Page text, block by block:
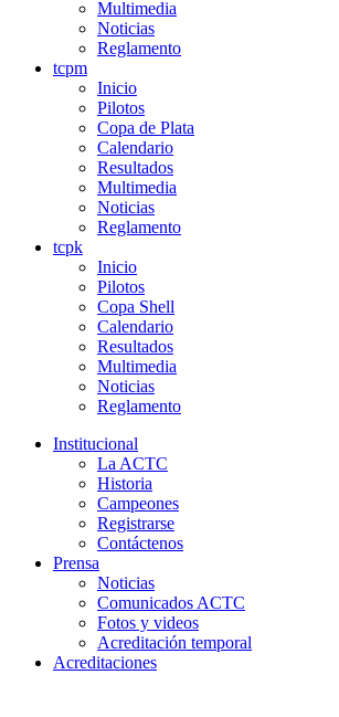
Multimedia
Noticias
Reglamento
tcpm
Inicio
Pilotos
Copa de Plata
Calendario
Resultados
Multimedia
Noticias
Reglamento
tcpk
Inicio
Pilotos
Copa Shell
Calendario
Resultados
Multimedia
Noticias
Reglamento
Institucional
La ACTC
Historia
Campeones
Registrarse
Contáctenos
Prensa
Noticias
Comunicados ACTC
Fotos y videos
Acreditación temporal
Acreditaciones